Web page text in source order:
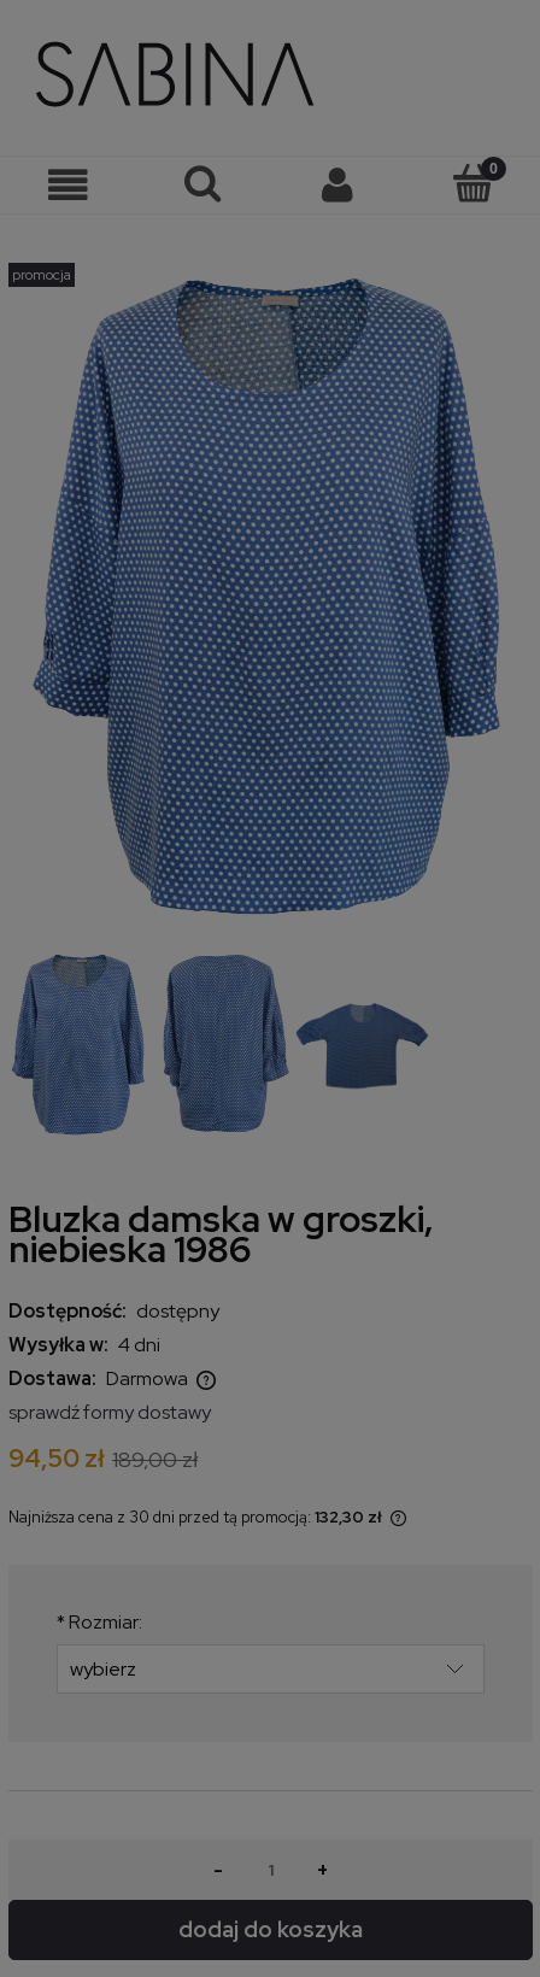
promocja
Bluzka damska w groszki,
niebieska 1986
Dostępność: dostępny
Wysyłka w: 4 dni
Dostawa: Darmowa
Cena nie zawiera ewentualnych kosztów płatności
sprawdź formy dostawy
94,50 zł 189,00 zł
Najniższa cena z 30 dni przed tą promocją: 132,30 zł
* Rozmiar:
- +
dodaj do koszyka